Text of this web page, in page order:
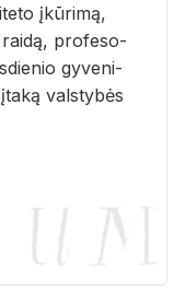
įkū­ri­mą,
rai­dą, pro­fe­so­
gy­ve­ni­
vals­ty­bės